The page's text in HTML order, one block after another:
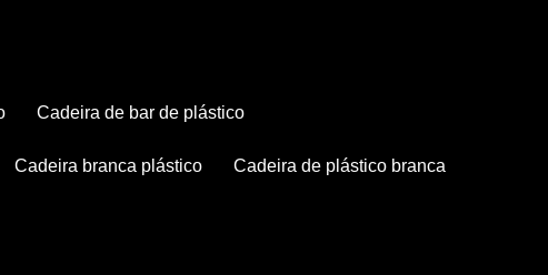
cadeira de bar de plástico
cadeira branca plástico cadeira de plástico branca